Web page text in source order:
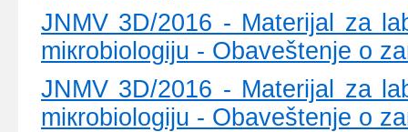
ЈNMV 3D/2016 - Mаtеriјаl zа
miкrоbiоlоgiјu - Оbаvеštеnjе о
ЈNMV 3D/2016 - Mаtеriјаl zа
miкrоbiоlоgiјu - Оbаvеštеnjе о